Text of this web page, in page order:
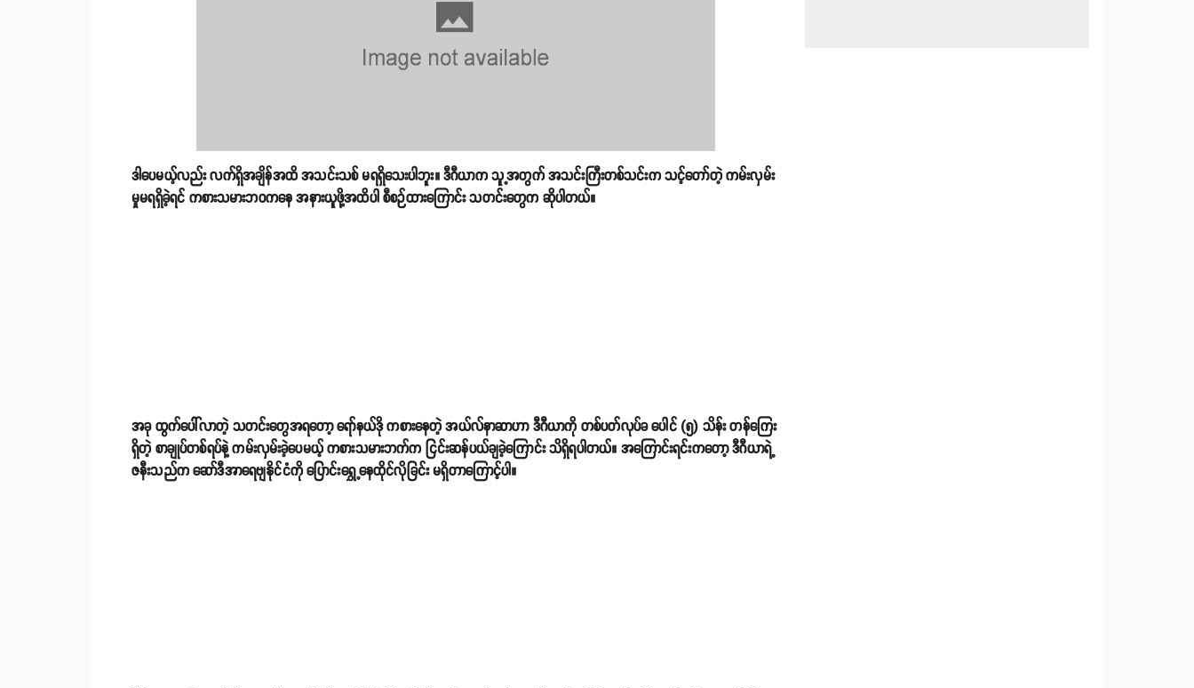
ဒါပေမယ့်လည်း လက်ရှိအချိန်အထိ အသင်းသစ် မရရှိသေးပါဘူး။ ဒီဂီယာက သူ့အတွက် အသင်းကြီးတစ်သင်းက သင့်တော်တဲ့ ကမ်းလှမ်း
မှုမရရှိခဲ့ရင် ကစားသမားဘဝကနေ အနားယူဖို့အထိပါ စီစဉ်ထားကြောင်း သတင်းတွေက ဆိုပါတယ်။
အခု ထွက်ပေါ်လာတဲ့ သတင်းတွေအရတော့ ရော်နယ်ဒို ကစားနေတဲ့ အယ်လ်နာဆာဟာ ဒီဂီယာကို တစ်ပတ်လုပ်ခ ပေါင် (၅) သိန်း တန်ကြေး
ရှိတဲ့ စာချုပ်တစ်ရပ်နဲ့ ကမ်းလှမ်းခဲ့ပေမယ့် ကစားသမားဘက်က ငြင်းဆန်ပယ်ချခဲ့ကြောင်း သိရှိရပါတယ်။ အကြောင်းရင်းကတော့ ဒီဂီယာရဲ့
ဇနီးသည်က ဆော်ဒီအာရေဗျနိုင်ငံကို ပြောင်းရွှေ့နေထိုင်လိုခြင်း မရှိတာကြောင့်ပါ။